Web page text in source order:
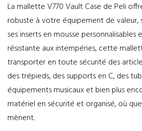
La mallette V770 Vault Case de Peli
robuste à votre équipement de valeur,
ses inserts en mousse
résistante aux intempéries, cette
transporter en toute sécurité des
des trépieds, des supports en C, des
équipements musicaux et bien plus
matériel en sécurité et organisé, où
mènent.